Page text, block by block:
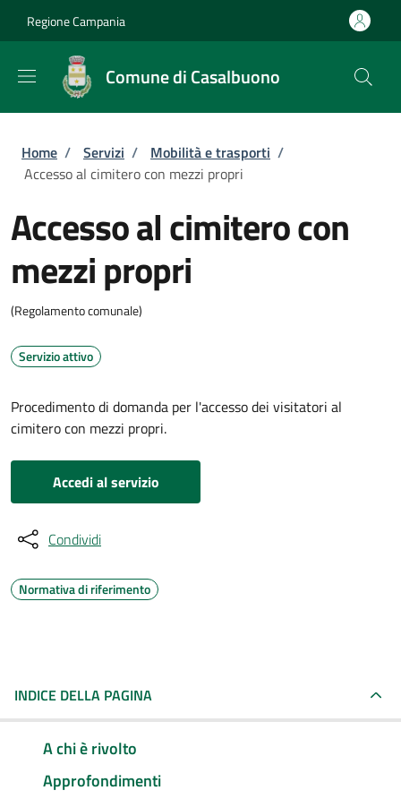
Regione Campania
Comune di Casalbuono
Briciole di pane
Home / Servizi / Mobilità e trasporti /
Accesso al cimitero con mezzi propri
Accesso al cimitero con
mezzi propri
(Regolamento comunale)
Servizio attivo
Procedimento di domanda per l'accesso dei visitatori al
cimitero con mezzi propri.
Accedi al servizio
Condividi
Normativa di riferimento
INDICE DELLA PAGINA
A chi è rivolto
Approfondimenti